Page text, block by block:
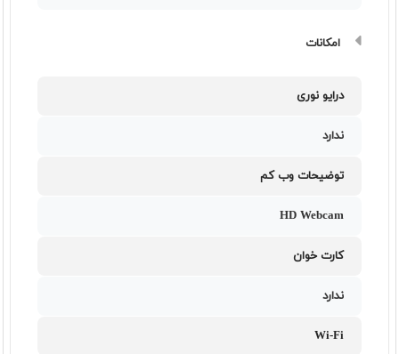
امکانات
درایو نوری
ندارد
توضیحات وب کم
HD Webcam
کارت خوان
ندارد
Wi-Fi